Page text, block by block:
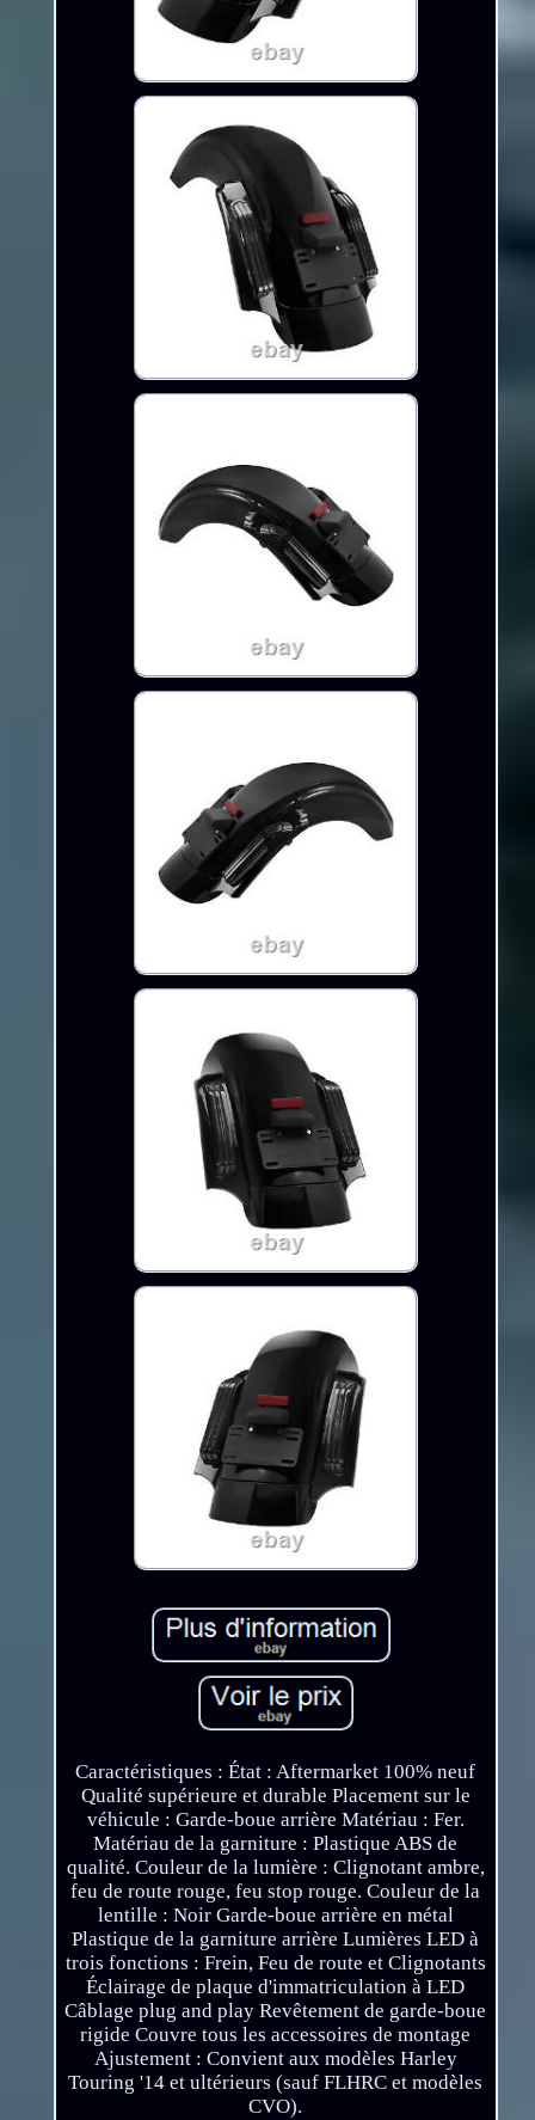
Caractéristiques : État : Aftermarket 100% neuf
Qualité supérieure et durable Placement sur le
véhicule : Garde-boue arrière Matériau : Fer.
Matériau de la garniture : Plastique ABS de
qualité. Couleur de la lumière : Clignotant ambre,
feu de route rouge, feu stop rouge. Couleur de la
lentille : Noir Garde-boue arrière en métal
Plastique de la garniture arrière Lumières LED à
trois fonctions : Frein, Feu de route et Clignotants
Éclairage de plaque d'immatriculation à LED
Câblage plug and play Revêtement de garde-boue
rigide Couvre tous les accessoires de montage
Ajustement : Convient aux modèles Harley
Touring '14 et ultérieurs (sauf FLHRC et modèles
CVO).